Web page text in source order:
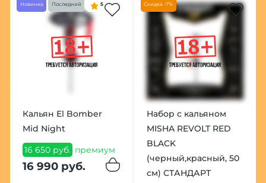
Новинка Последний 5
Кальян El Bomber
Mid Night
16 650 руб. премиум
16 990 руб.
Скидка -7%
Набор с кальяном
MISHA REVOLT RED
BLACK
(черный,красный, 50
см) СТАНДАРТ